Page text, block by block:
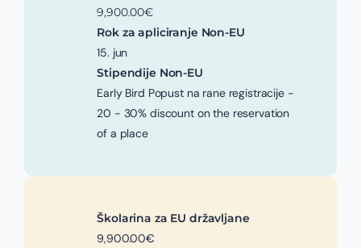
9,900.00€
Rok za apliciranje Non-EU
15. jun
Stipendije Non-EU
Early Bird Popust na rane registracije -
20 - 30% discount on the reservation
of a place
Školarina za EU državljane
9,900.00€